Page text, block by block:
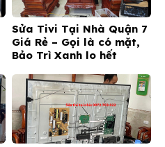
Sửa Tivi Tại Nhà Quận 7
Giá Rẻ – Gọi là có mặt,
Bảo Trì Xanh lo hết